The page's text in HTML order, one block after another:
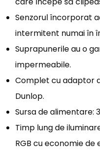
Senzorul încorporat
intermitent numai în
Suprapunerile au o
impermeabile.
Complet cu adaptor
Dunlop.
Sursa de alimentare:
Timp lung de
RGB cu economie de